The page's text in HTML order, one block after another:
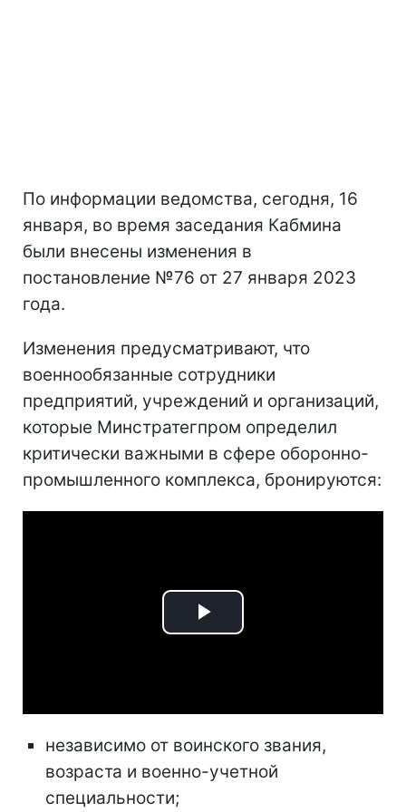
По информации ведомства, сегодня, 16
января, во время заседания Кабмина
были внесены изменения в
постановление №76 от 27 января 2023
года.
Изменения предусматривают, что
военнообязанные сотрудники
предприятий, учреждений и организаций,
которые Минстратегпром определил
критически важными в сфере оборонно-
промышленного комплекса, бронируются:
Play
независимо от воинского звания,
возраста и военно-учетной
специальности;